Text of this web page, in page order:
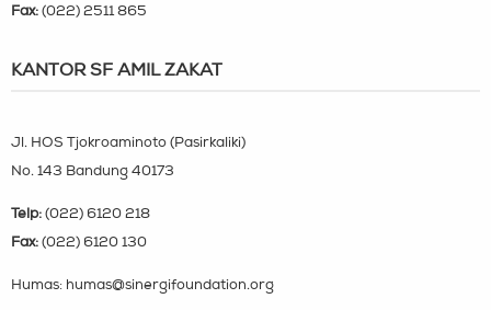
Fax: (022) 2511 865
KANTOR SF AMIL ZAKAT
Jl. HOS Tjokroaminoto (Pasirkaliki)
No. 143 Bandung 40173
Telp: (022) 6120 218
Fax: (022) 6120 130
Humas: humas@sinergifoundation.org